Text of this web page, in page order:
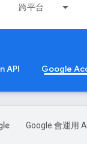
跨平台
API Google
Google 會運用